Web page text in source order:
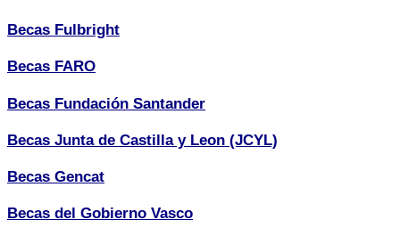
Becas Fulbright
Becas FARO
Becas Fundación Santander
Becas Junta de Castilla y Leon (JCYL)
Becas Gencat
Becas del Gobierno Vasco